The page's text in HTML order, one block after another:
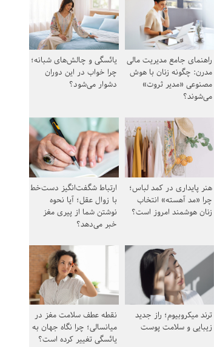
راهنمای جامع مدیریت مالی
مدرن: چگونه زنان با هوش
مصنوعی «مدیر ثروت»
می‌شوند؟
یائسگی و چالش‌های شبانه؛
چرا خواب در این دوران
دشوار می‌شود؟
هنر پایداری در کمد لباس؛
چرا «مد آهسته» انتخاب
زنان هوشمند امروز است؟
ارتباط شگفت‌انگیز دست‌خط
با زوال عقل؛ آیا نحوه
نوشتن شما از پیری مغز
خبر می‌دهد؟
ترند میکروبیوم؛ راز جدید
زیبایی و سلامت پوست
نقطه عطف سلامت مغز در
میانسالی؛ چرا نگاه جهان به
یائسگی تغییر کرده است؟